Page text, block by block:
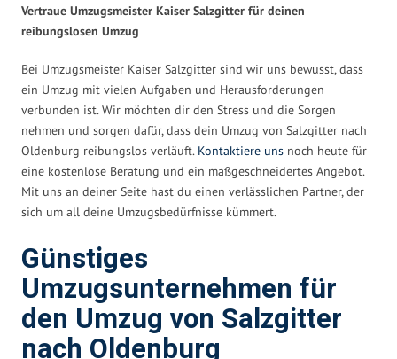
Vertraue Umzugsmeister Kaiser Salzgitter für deinen
reibungslosen Umzug
Bei Umzugsmeister Kaiser Salzgitter sind wir uns bewusst, dass
ein Umzug mit vielen Aufgaben und Herausforderungen
verbunden ist. Wir möchten dir den Stress und die Sorgen
nehmen und sorgen dafür, dass dein Umzug von Salzgitter nach
Oldenburg reibungslos verläuft. Kontaktiere uns noch heute für
eine kostenlose Beratung und ein maßgeschneidertes Angebot.
Mit uns an deiner Seite hast du einen verlässlichen Partner, der
sich um all deine Umzugsbedürfnisse kümmert.
Günstiges
Umzugsunternehmen für
den Umzug von Salzgitter
nach Oldenburg